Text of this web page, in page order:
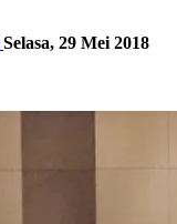
Selasa, 29 Mei 2018